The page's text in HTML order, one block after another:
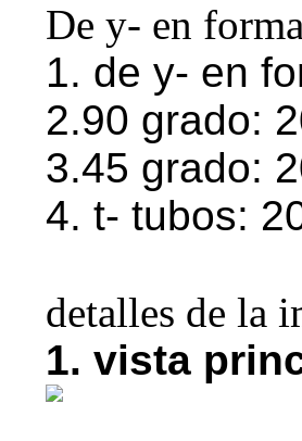
De y- en
1. de y- en
2.90 grado:
3.45 grado:
4. t- tubos:
detalles de la
1. vista